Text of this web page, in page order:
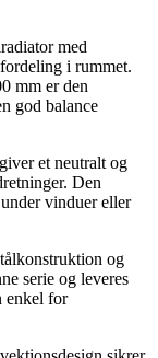
med
i rummet.
mm er den
god balance
et neutralt og
Den
vinduer eller
og
serie og leveres
enkel for